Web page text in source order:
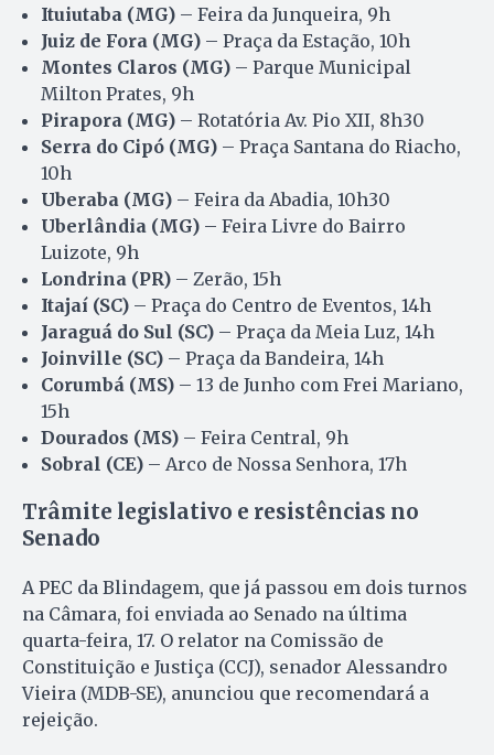
Ituiutaba (MG) – Feira da Junqueira, 9h
Juiz de Fora (MG) – Praça da Estação, 10h
Montes Claros (MG) – Parque Municipal
Milton Prates, 9h
Pirapora (MG) – Rotatória Av. Pio XII, 8h30
Serra do Cipó (MG) – Praça Santana do Riacho,
10h
Uberaba (MG) – Feira da Abadia, 10h30
Uberlândia (MG) – Feira Livre do Bairro
Luizote, 9h
Londrina (PR) – Zerão, 15h
Itajaí (SC) – Praça do Centro de Eventos, 14h
Jaraguá do Sul (SC) – Praça da Meia Luz, 14h
Joinville (SC) – Praça da Bandeira, 14h
Corumbá (MS) – 13 de Junho com Frei Mariano,
15h
Dourados (MS) – Feira Central, 9h
Sobral (CE) – Arco de Nossa Senhora, 17h
Trâmite legislativo e resistências no
Senado
A PEC da Blindagem, que já passou em dois turnos
na Câmara, foi enviada ao Senado na última
quarta-feira, 17. O relator na Comissão de
Constituição e Justiça (CCJ), senador Alessandro
Vieira (MDB-SE), anunciou que recomendará a
rejeição.